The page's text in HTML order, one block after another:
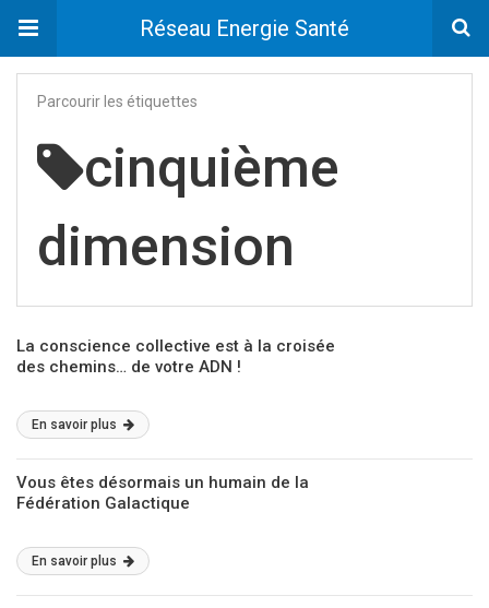
Réseau Energie Santé
Parcourir les étiquettes
cinquième
dimension
La conscience collective est à la croisée
des chemins… de votre ADN !
En savoir plus
Vous êtes désormais un humain de la
Fédération Galactique
En savoir plus